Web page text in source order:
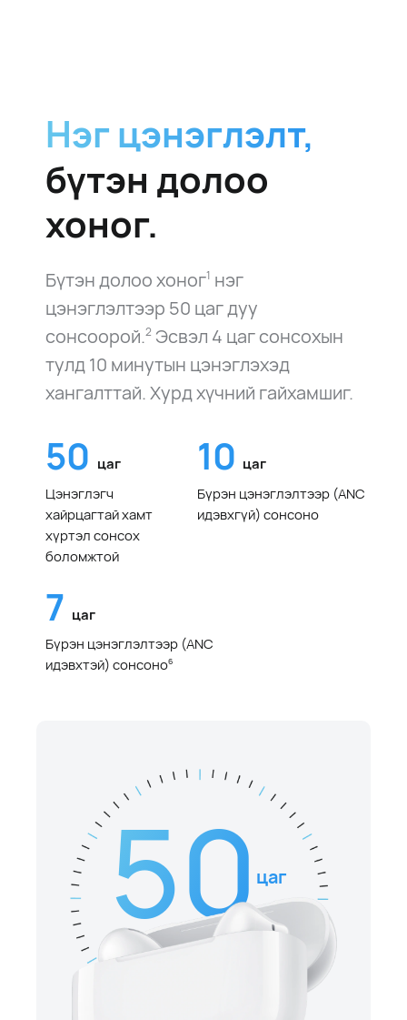
Нэг цэнэглэлт,
бүтэн долоо
хоног.
Бүтэн долоо хоног1 нэг
цэнэглэлтээр 50 цаг дуу
сонсоорой.2Эсвэл 4 цаг сонсохын
тулд 10 минутын цэнэглэхэд
хангалттай. Хурд хүчний гайхамшиг.
Цэнэглэгч
хайрцагтай хамт
хүртэл сонсох
боломжтой
50 цаг
Бүрэн цэнэглэлтээр (ANC
идэвхгүй) сонсоно
10 цаг
Бүрэн цэнэглэлтээр (ANC
идэвхтэй) сонсоно6
7 цаг
50 цаг